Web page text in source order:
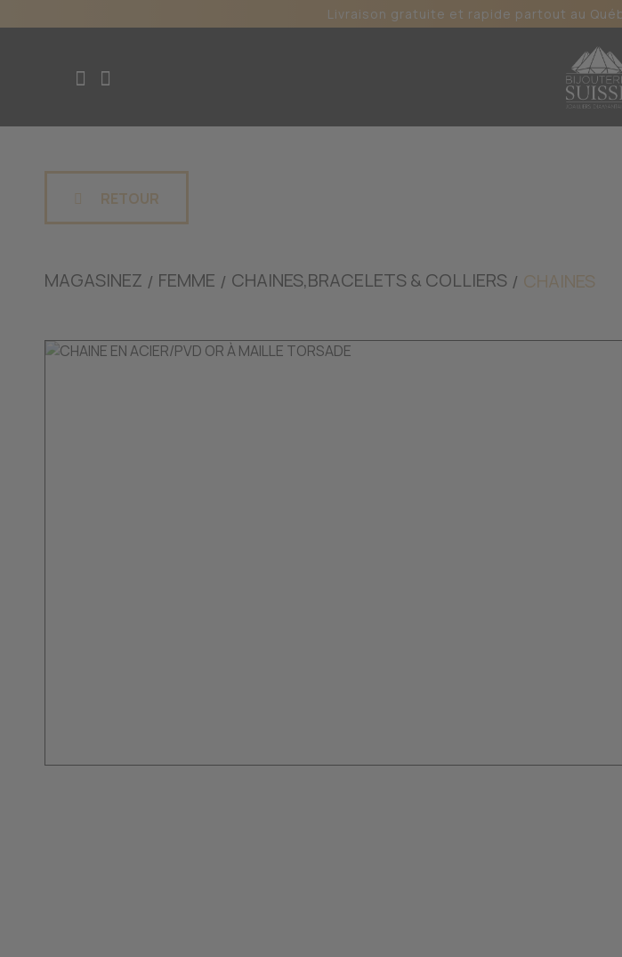
Livraison gratuite et rapide partout au
RETOUR
MAGASINEZ FEMME CHAINES,BRACELETS & COLLIERS CHAINES